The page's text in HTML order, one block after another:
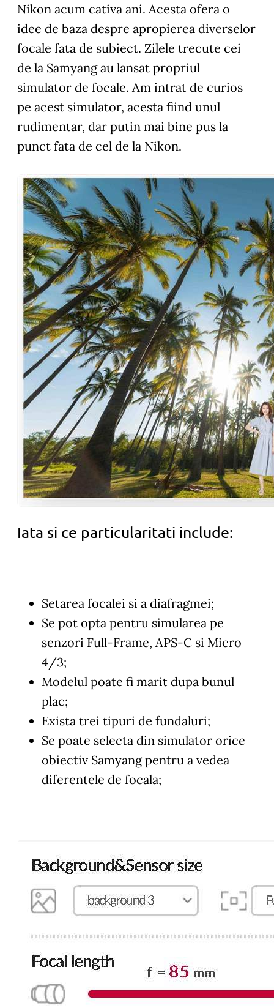
Nikon acum cativa ani. Acesta ofera o
idee de baza despre apropierea diverselor
focale fata de subiect. Zilele trecute cei
de la Samyang au lansat propriul
simulator de focale. Am intrat de curios
pe acest simulator, acesta fiind unul
rudimentar, dar putin mai bine pus la
punct fata de cel de la Nikon.
Iata si ce particularitati include:
Setarea focalei si a diafragmei;
Se pot opta pentru simularea pe
senzori Full-Frame, APS-C si Micro
4/3;
Modelul poate fi marit dupa bunul
plac;
Exista trei tipuri de fundaluri;
Se poate selecta din simulator orice
obiectiv Samyang pentru a vedea
diferentele de focala;